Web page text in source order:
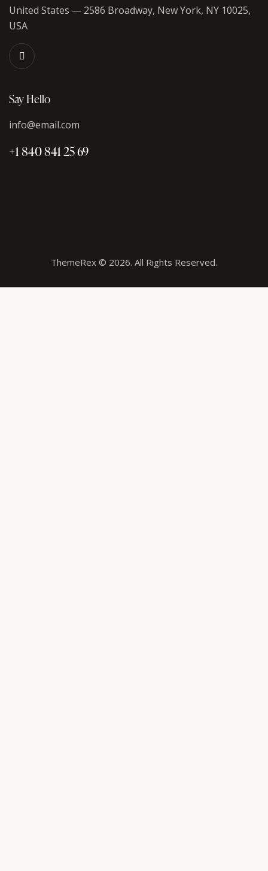
United States — 2586 Broadway, New York, NY 10025,
USA
Say Hello
info@email.com
+1 840 841 25 69
ThemeRex © 2026. All Rights Reserved.